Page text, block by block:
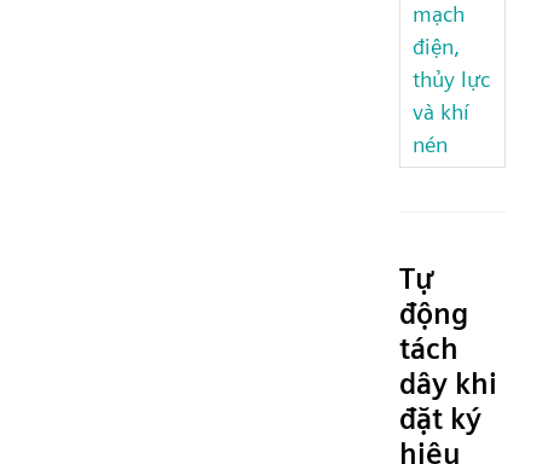
mạch
điện,
thủy lực
và khí
nén
Tự
động
tách
dây khi
đặt ký
hiệu